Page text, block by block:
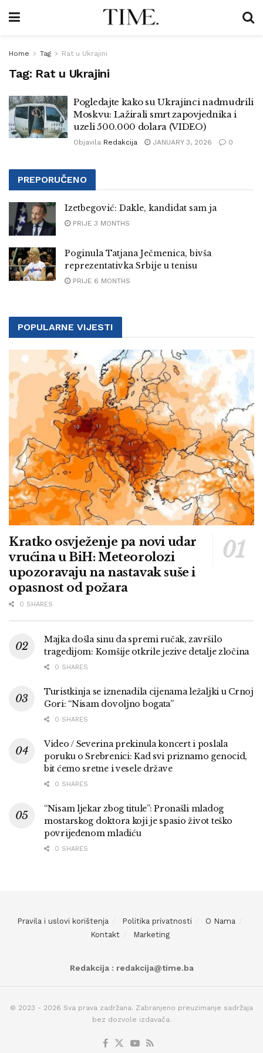
Home Tag Rat u Ukrajini
Tag: Rat u Ukrajini
Pogledajte kako su Ukrajinci nadmudrili
Moskvu: Lažirali smrt zapovjednika i
uzeli 500.000 dolara (VIDEO)
Objavila Redakcija JANUARY 3, 2026 0
PREPORUČENO
Izetbegović: Dakle, kandidat sam ja
PRIJE 3 MONTHS
Poginula Tatjana Ječmenica, bivša
reprezentativka Srbije u tenisu
PRIJE 6 MONTHS
POPULARNE VIJESTI
Kratko osvježenje pa novi udar
vrućina u BiH: Meteorolozi
upozoravaju na nastavak suše i
opasnost od požara
0 SHARES
Majka došla sinu da spremi ručak, završilo
tragedijom: Komšije otkrile jezive detalje zločina
0 SHARES
Turistkinja se iznenadila cijenama ležaljki u Crnoj
Gori: “Nisam dovoljno bogata”
0 SHARES
Video / Severina prekinula koncert i poslala
poruku o Srebrenici: Kad svi priznamo genocid,
bit ćemo sretne i vesele države
0 SHARES
“Nisam ljekar zbog titule”: Pronašli mladog
mostarskog doktora koji je spasio život teško
povrijeđenom mladiću
0 SHARES
Pravila i uslovi korištenja Politika privatnosti
O Nama
Kontakt
Marketing
Redakcija : redakcija@time.ba
© 2023 - 2026 Sva prava zadržana. Zabranjeno preuzimanje sadržaja
bez dozvole izdavača.